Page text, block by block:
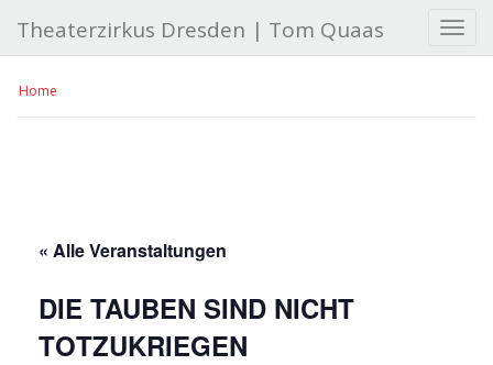
S
c
Theaterzirkus Dresden | Tom Quaas
Home
« Alle Veranstaltungen
DIE TAUBEN SIND NICHT
TOTZUKRIEGEN